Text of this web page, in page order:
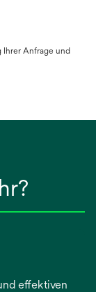
Ihrer Anfrage und
effektiven